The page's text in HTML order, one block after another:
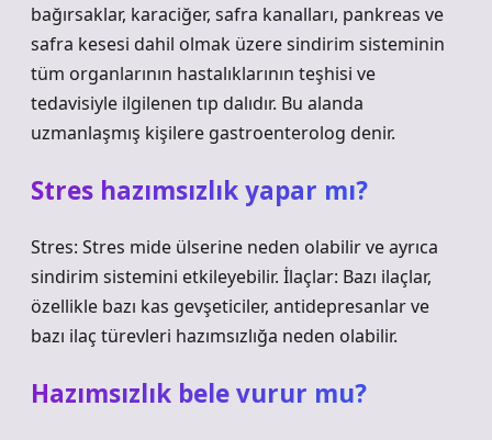
bağırsaklar, karaciğer, safra kanalları, pankreas ve
safra kesesi dahil olmak üzere sindirim sisteminin
tüm organlarının hastalıklarının teşhisi ve
tedavisiyle ilgilenen tıp dalıdır. Bu alanda
uzmanlaşmış kişilere gastroenterolog denir.
Stres hazımsızlık yapar mı?
Stres: Stres mide ülserine neden olabilir ve ayrıca
sindirim sistemini etkileyebilir. İlaçlar: Bazı ilaçlar,
özellikle bazı kas gevşeticiler, antidepresanlar ve
bazı ilaç türevleri hazımsızlığa neden olabilir.
Hazımsızlık bele vurur mu?